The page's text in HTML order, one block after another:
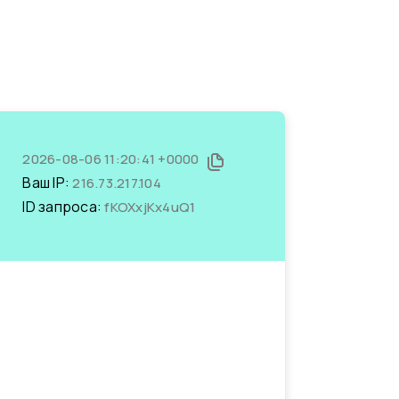
2026-08-06 11:20:41 +0000
Ваш IP:216.73.217.104
ID запроса:fKOXxjKx4uQ1